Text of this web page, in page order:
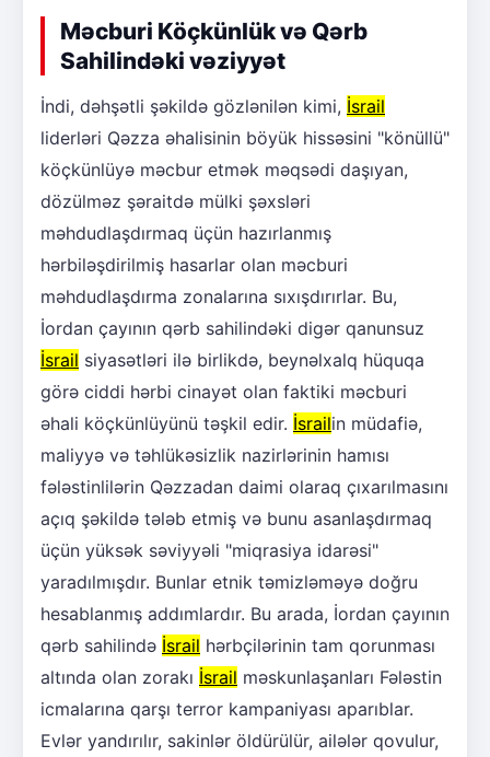
Məcburi Köçkünlük və Qərb
Sahilindəki vəziyyət
İndi, dəhşətli şəkildə gözlənilən kimi, İsrail
liderləri Qəzza əhalisinin böyük hissəsini "könüllü"
köçkünlüyə məcbur etmək məqsədi daşıyan,
dözülməz şəraitdə mülki şəxsləri
məhdudlaşdırmaq üçün hazırlanmış
hərbiləşdirilmiş hasarlar olan məcburi
məhdudlaşdırma zonalarına sıxışdırırlar. Bu,
İordan çayının qərb sahilindəki digər qanunsuz
İsrail siyasətləri ilə birlikdə, beynəlxalq hüquqa
görə ciddi hərbi cinayət olan faktiki məcburi
əhali köçkünlüyünü təşkil edir. İsrailin müdafiə,
maliyyə və təhlükəsizlik nazirlərinin hamısı
fələstinlilərin Qəzzadan daimi olaraq çıxarılmasını
açıq şəkildə tələb etmiş və bunu asanlaşdırmaq
üçün yüksək səviyyəli "miqrasiya idarəsi"
yaradılmışdır. Bunlar etnik təmizləməyə doğru
hesablanmış addımlardır. Bu arada, İordan çayının
qərb sahilində İsrail hərbçilərinin tam qorunması
altında olan zorakı İsrail məskunlaşanları Fələstin
icmalarına qarşı terror kampaniyası aparıblar.
Evlər yandırılır, sakinlər öldürülür, ailələr qovulur,